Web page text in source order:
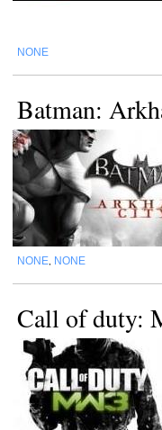
NONE
Batman:
NONE NONE
Call of duty: